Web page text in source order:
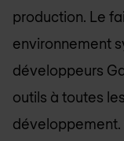
production. Le
environnement
développeurs
outils à toutes